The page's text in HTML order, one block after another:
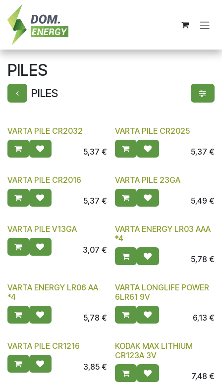
Se rendre au contenu
PILES
PILES
VARTA PILE CR2032
5,37 €
VARTA PILE CR2025
5,37 €
VARTA PILE CR2016
5,37 €
VARTA PILE 23GA
5,49 €
VARTA PILE V13GA
3,07 €
VARTA ENERGY LR03 AAA
*4
5,78 €
VARTA ENERGY LR06 AA
*4
5,78 €
VARTA LONGLIFE POWER
6LR61 9V
6,13 €
VARTA PILE CR1216
3,85€
KODAK MAX LITHIUM
CR123A 3V
7,48 €